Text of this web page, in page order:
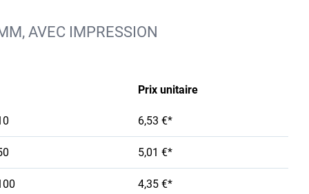
AVEC IMPRESSION
Prix unitaire
6,53 €*
5,01 €*
4,35 €*